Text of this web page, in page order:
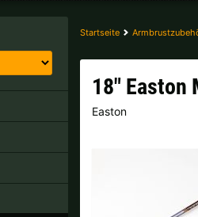
Startseite
18" Easton
Easton
лв
Kroatien | kn
Alle verfügbaren